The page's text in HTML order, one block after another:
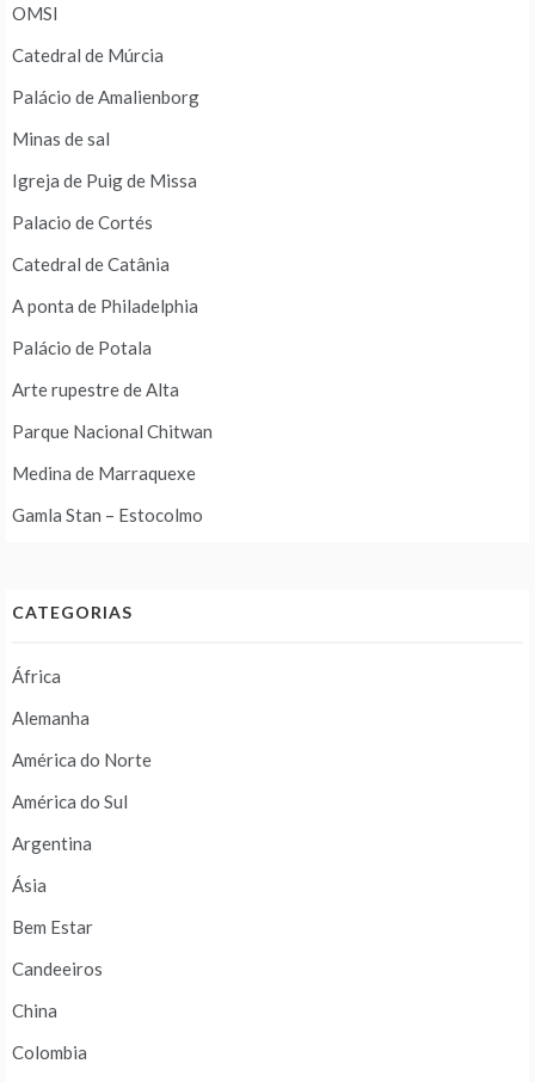
OMSI
Catedral de Múrcia
Palácio de Amalienborg
Minas de sal
Igreja de Puig de Missa
Palacio de Cortés
Catedral de Catânia
A ponta de Philadelphia
Palácio de Potala
Arte rupestre de Alta
Parque Nacional Chitwan
Medina de Marraquexe
Gamla Stan – Estocolmo
CATEGORIAS
África
Alemanha
América do Norte
América do Sul
Argentina
Ásia
Bem Estar
Candeeiros
China
Colombia